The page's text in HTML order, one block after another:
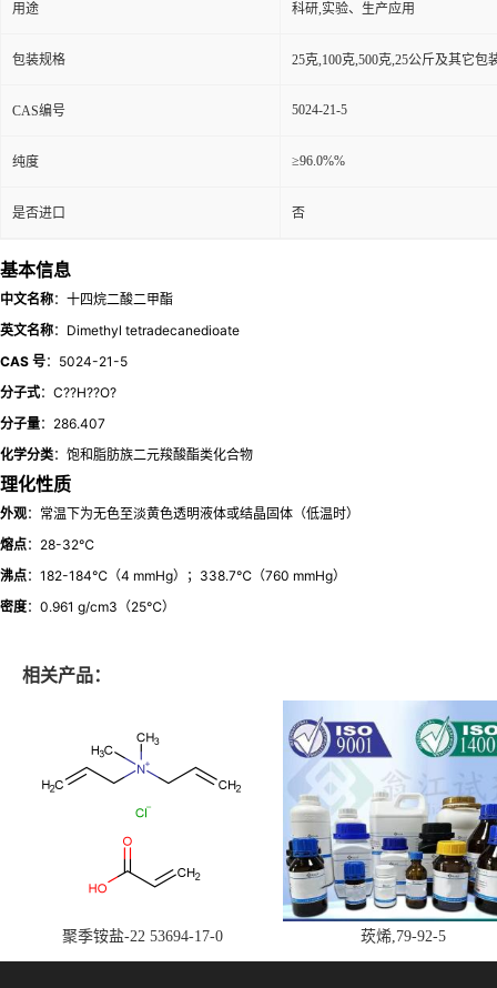
用途 科研,实验、生产应用
包装规格 25克,100克,500克,25公斤及其它包
CAS编号 5024-21-5
纯度 ≥96.0%%
是否进口 否
基本信息
中文名称：十四烷二酸二甲酯
英文名称：Dimethyl tetradecanedioate
CAS 号：5024-21-5
分子式：C??H??O?
分子量：286.407
化学分类：饱和脂肪族二元羧酸酯类化合物
理化性质
外观：常温下为无色至淡黄色透明液体或结晶固体（低温时）
熔点：28-32℃
沸点：182-184℃（4 mmHg）；338.7℃（760 mmHg）
密度：0.961 g/cm3（25℃）
相关产品：
聚季铵盐-22 53694-17-0 莰烯,79-92-5